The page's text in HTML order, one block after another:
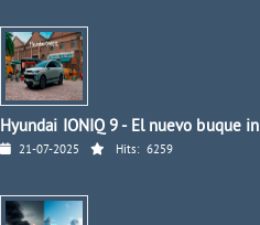
Hyundai IONIQ 9 - El nuevo buque in
21-07-2025 Hits: 6259